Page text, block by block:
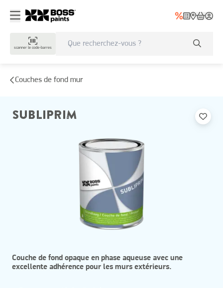
scanner le code-barres
Couches de fond mur
SUBLIPRIM
Couche de fond opaque en phase aqueuse avec une
excellente adhérence pour les murs extérieurs.